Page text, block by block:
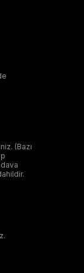
(Bazı